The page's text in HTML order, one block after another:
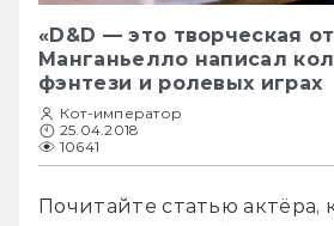
«D&D — это творческая
Манганьелло написал
фэнтези и ролевых играх
Кот-император
25.04.2018
10641
Почитайте статью актёра,